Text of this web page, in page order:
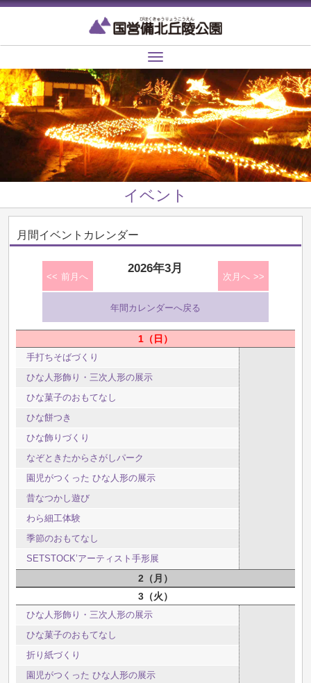
Toggle
navigation
イベント
月間イベントカレンダー
前月へ
2026年3月
次月へ
年間カレンダーへ戻る
1 日
手打ちそばづくり
ひな人形飾り・三次人形の展示
ひな菓子のおもてなし
ひな餅つき
ひな飾りづくり
なぞときたからさがしパーク
園児がつくった ひな人形の展示
昔なつかし遊び
わら細工体験
季節のおもてなし
SETSTOCK’アーティスト手形展
2
月
3
火
ひな人形飾り・三次人形の展示
ひな菓子のおもてなし
折り紙づくり
園児がつくった ひな人形の展示